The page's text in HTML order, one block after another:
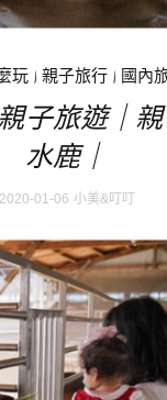
玩 | 親子旅行 | 國內
子旅遊｜
水鹿｜
2020-01-06 小美&叮叮